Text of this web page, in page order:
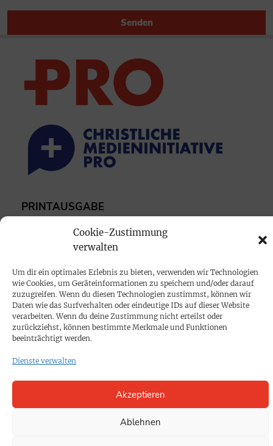
Cookie-Zustimmung
verwalten
Um dir ein optimales Erlebnis zu bieten, verwenden wir Technologien
wie Cookies, um Geräteinformationen zu speichern und/oder darauf
zuzugreifen. Wenn du diesen Technologien zustimmst, können wir
Daten wie das Surfverhalten oder eindeutige IDs auf dieser Website
verarbeiten. Wenn du deine Zustimmung nicht erteilst oder
zurückziehst, können bestimmte Merkmale und Funktionen
beeinträchtigt werden.
Dienste verwalten
Akzeptieren
Ablehnen
Senden
PRINTAUSGABE
Mediadaten
Impressum
SPENDEN
Datenschutz